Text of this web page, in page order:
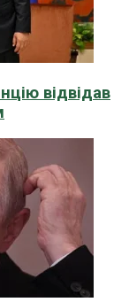
відвідав